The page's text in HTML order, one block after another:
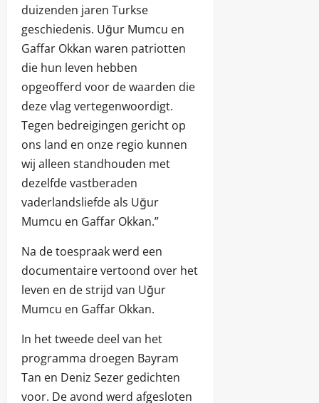
duizenden jaren Turkse
geschiedenis. Uğur Mumcu en
Gaffar Okkan waren patriotten
die hun leven hebben
opgeofferd voor de waarden die
deze vlag vertegenwoordigt.
Tegen bedreigingen gericht op
ons land en onze regio kunnen
wij alleen standhouden met
dezelfde vastberaden
vaderlandsliefde als Uğur
Mumcu en Gaffar Okkan.”
Na de toespraak werd een
documentaire vertoond over het
leven en de strijd van Uğur
Mumcu en Gaffar Okkan.
In het tweede deel van het
programma droegen Bayram
Tan en Deniz Sezer gedichten
voor. De avond werd afgesloten